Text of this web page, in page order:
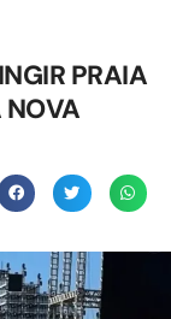
PRAIA
NOVA